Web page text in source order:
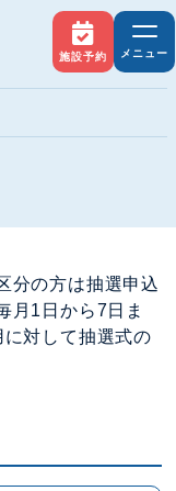
施設予約 メニュー
分の方は抽選申込
月1日から7日ま
対して抽選式の